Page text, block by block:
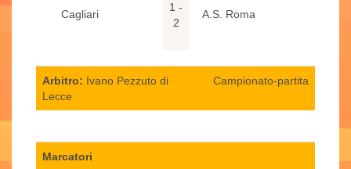
Cagliari
1 -
2
A.S. Roma
Arbitro: Ivano Pezzuto di
Lecce
Campionato-partita
Marcatori